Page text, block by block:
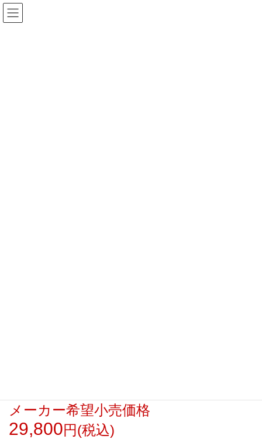
コ
ン
ナ
ビ
メーカー希望小売価格
29,800円(税込)